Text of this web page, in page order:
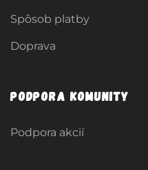
Spôsob platby
Doprava
Podpora komunity
Podpora akcií